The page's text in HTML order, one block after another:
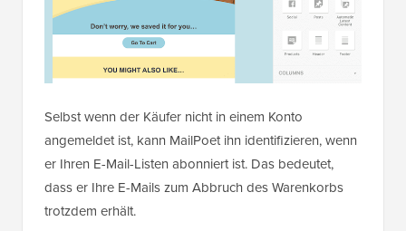
Selbst wenn der Käufer nicht in einem Konto
angemeldet ist, kann MailPoet ihn identifizieren, wenn
er Ihren E-Mail-Listen abonniert ist. Das bedeutet,
dass er Ihre E-Mails zum Abbruch des Warenkorbs
trotzdem erhält.